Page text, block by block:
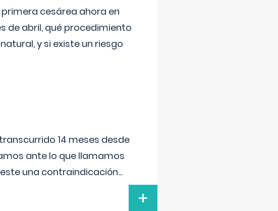
cesárea ahora en
de abril, qué procedimiento
y si existe un riesgo
14 meses desde
ante lo que llamamos
una contraindicación...
+